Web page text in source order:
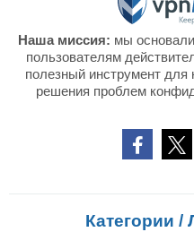
Наша миссия: мы
пользователям
полезный инструмент для
решения проблем
Категории